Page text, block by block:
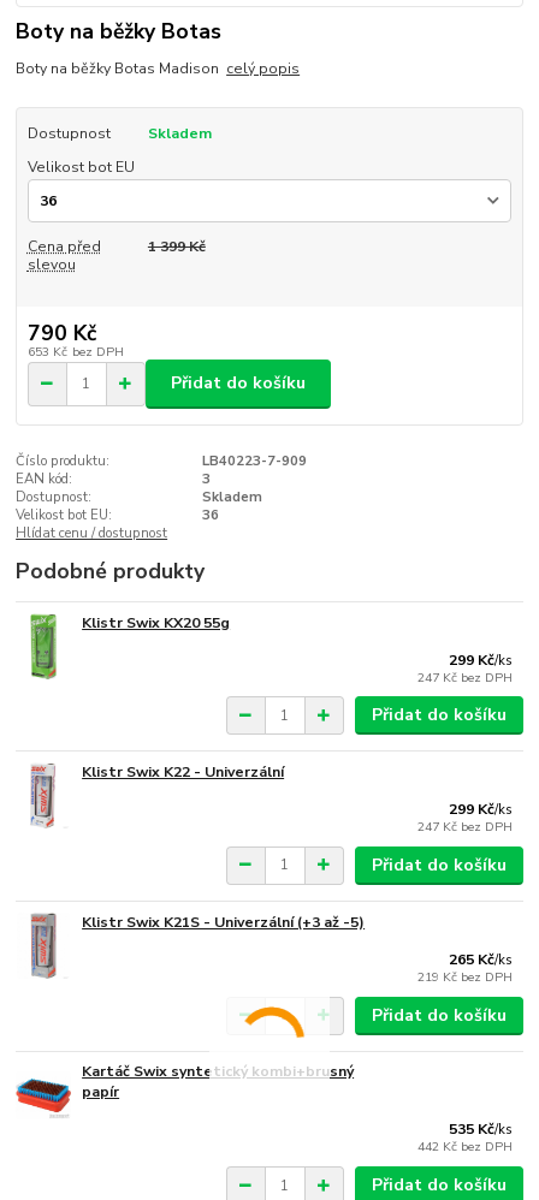
Boty na běžky Botas
Boty na běžky Botas Madison celý popis
Dostupnost
Skladem
Velikost bot EU
Cena před
slevou
1 399 Kč
790 Kč
653 Kč bez DPH
Přidat do košíku
Číslo produktu:
LB40223-7-909
EAN kód:
3
Dostupnost:
Skladem
Velikost bot EU:
36
Hlídat cenu / dostupnost
Podobné produkty
Klistr Swix KX20 55g
299 Kč/ks
247 Kč bez DPH
Přidat do košíku
Klistr Swix K22 - Univerzální
299 Kč/ks
247 Kč bez DPH
Přidat do košíku
Klistr Swix K21S - Univerzální (+3 až -5)
265 Kč/ks
219 Kč bez DPH
Přidat do košíku
Kartáč Swix syntetický kombi+brusný
papír
535 Kč/ks
442 Kč bez DPH
Přidat do košíku